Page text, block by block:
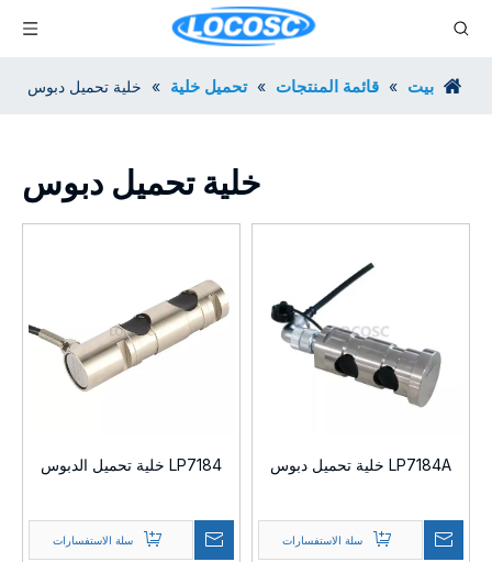
بيت » قائمة المنتجات » تحميل خلية » خلية تحميل دبوس
خلية تحميل دبوس
LP7184A خلية تحميل دبوس
سلة الاستفسارات
LP7184 خلية تحميل الدبوس
سلة الاستفسارات